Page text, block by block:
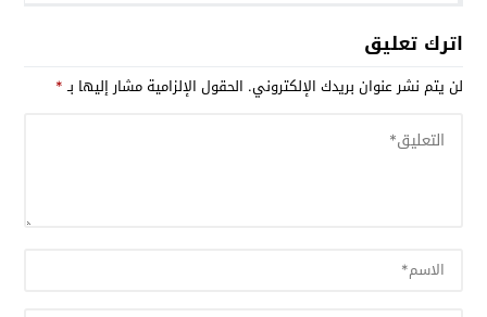
اترك تعليق
لن يتم نشر عنوان بريدك الإلكتروني. الحقول الإلزامية مشار إليها بـ*